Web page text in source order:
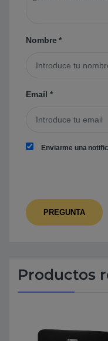
Nombre*
Email *
Enviarme una
Productos